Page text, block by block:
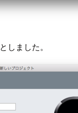
としました。